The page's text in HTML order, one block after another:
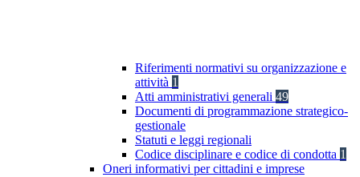
Riferimenti normativi su organizzazione e
attività 1
Atti amministrativi generali 49
Documenti di programmazione strategico-
gestionale
Statuti e leggi regionali
Codice disciplinare e codice di condotta 1
Oneri informativi per cittadini e imprese